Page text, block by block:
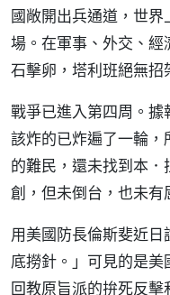
國敞開出兵通道，世
場。在軍事、外交、
石擊卵，塔利班絕無招
戰爭已進入第四周。據
該炸的已炸遍了一輪
的難民，還未找到本
創，但未倒台，也未有
用美國防長倫斯斐近
底撈針。」可見的是
回教原旨派的拚死反擊